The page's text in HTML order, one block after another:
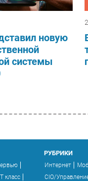
новую
системы
IT класс
РУБРИКИ
Интернет
CIO/